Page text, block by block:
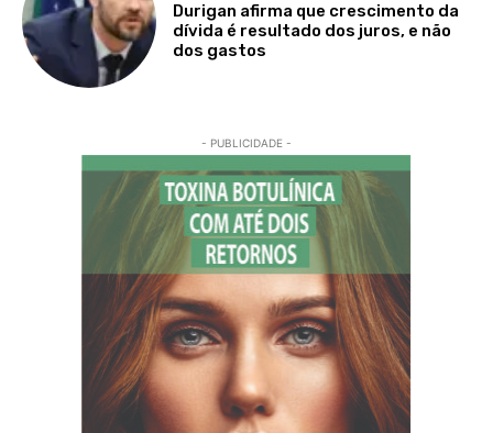
Durigan afirma que crescimento da
dívida é resultado dos juros, e não
dos gastos
- PUBLICIDADE -